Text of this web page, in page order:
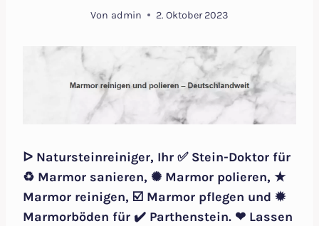
Von admin 2. Oktober 2023
ᐅ Natursteinreiniger, Ihr ✅ Stein-Doktor für
♻ Marmor sanieren, ✺ Marmor polieren, ★
Marmor reinigen, ☑️ Marmor pflegen und ✹
Marmorböden für ✔️ Parthenstein. ❤ Lassen